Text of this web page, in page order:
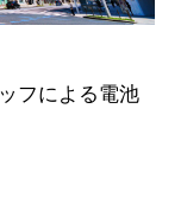
フによる電池